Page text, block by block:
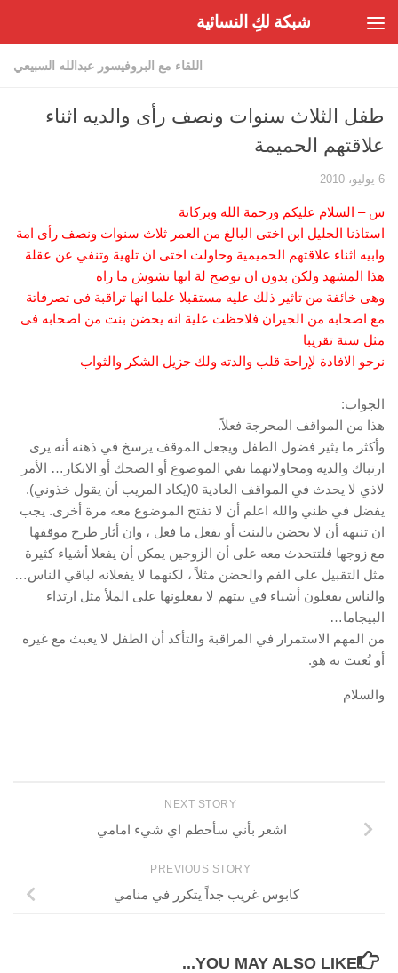
شبكة لكِ النسائية
اللقاء مع البروفيسور عبدالله السبيعي
طفل الثلاث سنوات ونصف رأى والديه اثناء
علاقتهم الحميمة
6 يوليو، 2010
س – السلام عليكم ورحمة الله وبركاتة
استاذنا الجليل ابن اختى البالغ من العمر ثلاث سنوات ونصف رأى امة
وابيه اثناء علاقتهم الحميمية وحاولت اختى ان تلهية وتنفي عن عقلة
هذا المشهد ولكن بدون ان توضح لة انها تشوش ما راه
وهى خائفة من تاثير ذلك عليه مستقبلا علما انها تراقبة فى تصرفاتة
مع اصحابه من الجيران فلاحظت علية انه يحضن بنت من اصحابه فى
مثل سنة تقريبا
نرجو الافادة لإراحة قلب والدته ولك جزيل الشكر والثواب
الجواب:
هذا من المواقف المحرجة فعلاً.
وأكثر ما يثير فضول الطفل ويجعل الموقف يرسخ في ذهنه أنه يرى
ارتباك والديه ومحاولاتهما نفي الموضوع أو الضحك أو الانكار… الأمر
لاذي لا يحدث في المواقف العادية 0(يكاد المريب أن يقول خذوني).
يفضل في ظني والله اعلم أن لا تفتح الموضوع معه مرة أخرى. يجب
ان تنبهه أن لا يحضن بالبنت أو يفعل ما فعل ، وان أثار طرح موقفها
مع زوجها فلتتحدث معه على أن الزوجين يمكن أن يفعلا أشياء كثيرة
مثل التقبيل على الفم والحضن مثلاً ، لكنهما لا يفعلانه لباقي الناس…
والناس يفعلون أشياء في بيتهم لا يفعلونها على الملأ مثل ارتداء
البيجاما…
من المهم الاستمرار في المراقبة والتأكد أن الطفل لا يعبث مع غيره
أو يُعبث به هو.
والسلام
NEXT STORY
اشعر بأني سأحطم اي شيء امامي
PREVIOUS STORY
كابوس غريب جداً يتكرر في منامي
YOU MAY ALSO LIKE...